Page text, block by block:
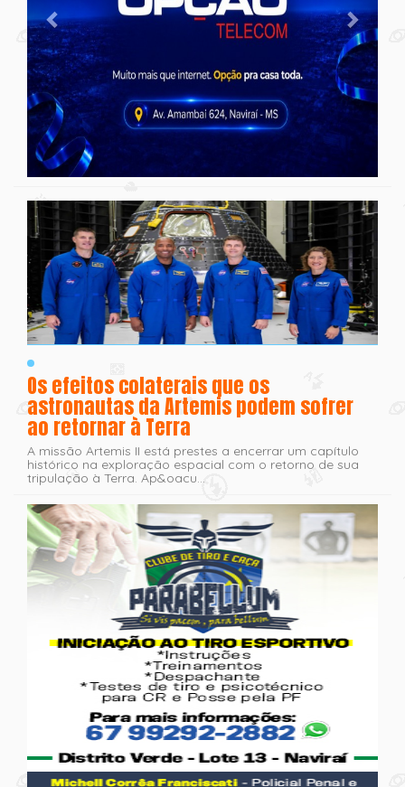
Os efeitos colaterais que os
astronautas da Artemis podem sofrer
ao retornar à Terra
A missão Artemis II está prestes a encerrar um capítulo
histórico na exploração espacial com o retorno de sua
tripulação à Terra. Ap&oacu...